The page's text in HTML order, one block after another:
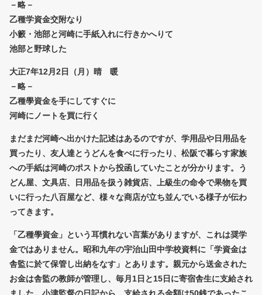
－略－
乙種学資金交附なり
小籔・池部と河崎に手紙入れに行きかへりて
池部と野球した
大正7年12月2日（月）晴 暖
－略－
乙種學資金を手にしてすぐに
河崎にノートを買に行く
まだまだ河崎へ出かけた記述はあるのですが、学用品や日用品を
買ったり、友人達とうどんを食べに行ったり、松阪で暮らす家族
への手紙は河崎のポストから投函していたことが分かります。う
どん屋、文具店、日用品を扱う雑貨店、上級生の命令で果物を買
いに行った八百屋など、様々な商店が立ち並んでいる様子が伝わ
ってきます。
「乙種學資金」という耳慣れない言葉がありますが、これは奨学
金ではありません。昭和九年の宇治山田中学校資料に「学資金は
舎監に於て保管し出納をなす」とあります。親元から送金された
お金は舎監の教師が管理し、毎月1日と15日に寄宿舎生に支給され